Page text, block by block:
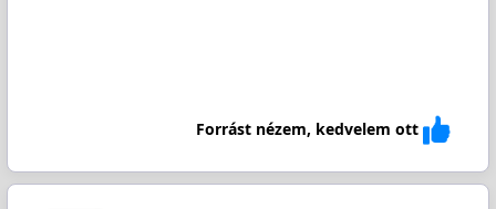
Forrást nézem, kedvelem ott